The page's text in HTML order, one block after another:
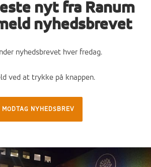
nyt fra Ranum
nyhedsbrevet
nyhedsbrevet hver fredag.
ved at trykke på knappen.
MODTAG NYHEDSBREV